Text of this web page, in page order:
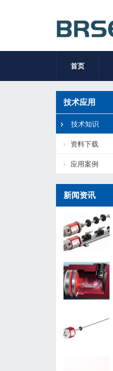
首页
技术应用
技术知识
资料下载
应用案例
新闻资讯